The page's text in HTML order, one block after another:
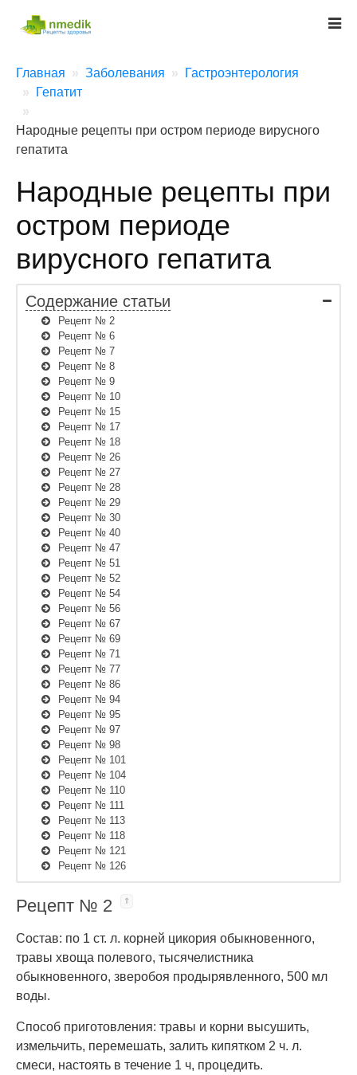
Главная Заболевания
Гастроэнтерология
Гепатит
Народные рецепты при остром периоде вирусного
гепатита
Народные рецепты при
остром периоде
вирусного гепатита
Содержание статьи
Рецепт № 2
Рецепт № 6
Рецепт № 7
Рецепт № 8
Рецепт № 9
Рецепт № 10
Рецепт № 15
Рецепт № 17
Рецепт № 18
Рецепт № 26
Рецепт № 27
Рецепт № 28
Рецепт № 29
Рецепт № 30
Рецепт № 40
Рецепт № 47
Рецепт № 51
Рецепт № 52
Рецепт № 54
Рецепт № 56
Рецепт № 67
Рецепт № 69
Рецепт № 71
Рецепт № 77
Рецепт № 86
Рецепт № 94
Рецепт № 95
Рецепт № 97
Рецепт № 98
Рецепт № 101
Рецепт № 104
Рецепт № 110
Рецепт № 111
Рецепт № 113
Рецепт № 118
Рецепт № 121
Рецепт № 126
Рецепт № 2
Состав: по 1 ст. л. корней цикория обыкновенного,
травы хвоща полевого, тысячелистника
обыкновенного, зверобоя продырявленного, 500 мл
воды.
Способ приготовления: травы и корни высушить,
измельчить, перемешать, залить кипятком 2 ч. л.
смеси, настоять в течение 1 ч, процедить.